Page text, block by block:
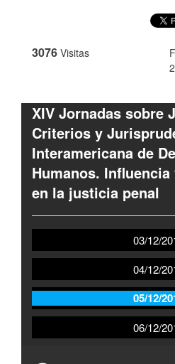
3076 Visitas
XIV Jornadas sobre
Criterios y
Interamericana de
Humanos.
en la justicia penal
03/12/
04/12/
05/12/
06/12/